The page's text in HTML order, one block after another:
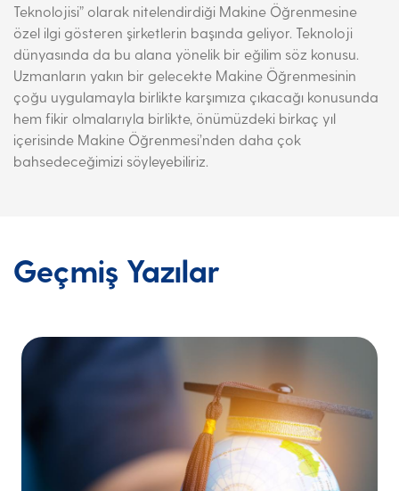
Teknolojisi” olarak nitelendirdiği Makine Öğrenmesine
özel ilgi gösteren şirketlerin başında geliyor. Teknoloji
dünyasında da bu alana yönelik bir eğilim söz konusu.
Uzmanların yakın bir gelecekte Makine Öğrenmesinin
çoğu uygulamayla birlikte karşımıza çıkacağı konusunda
hem fikir olmalarıyla birlikte, önümüzdeki birkaç yıl
içerisinde Makine Öğrenmesi’nden daha çok
bahsedeceğimizi söyleyebiliriz.
Geçmiş Yazılar